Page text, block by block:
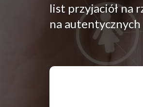
list przyjaciół na
na autentycznych